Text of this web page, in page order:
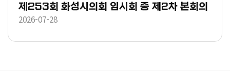
제253회 화성시의회 임시회 중 제2차 본회의
2026-07-28